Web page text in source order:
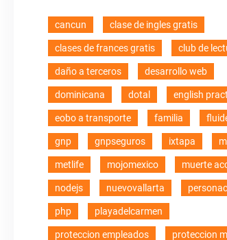
cancun clase de ingles gratis
clases de frances gratis club de
daño a terceros desarrollo web
dominicana dotal english
eobo a transporte familia
gnp gnpseguros ixtapa
metlife mojomexico muerte
nodejs nuevovallarta
php playadelcarmen
proteccion empleados proteccion